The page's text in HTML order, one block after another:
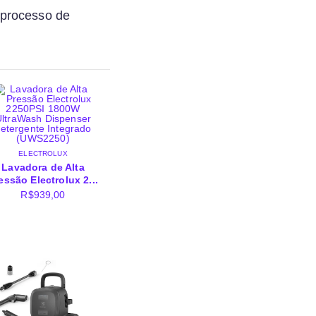
de
ELECTROLUX
Lavadora de Alta
Electrolux 2...
R$939,00